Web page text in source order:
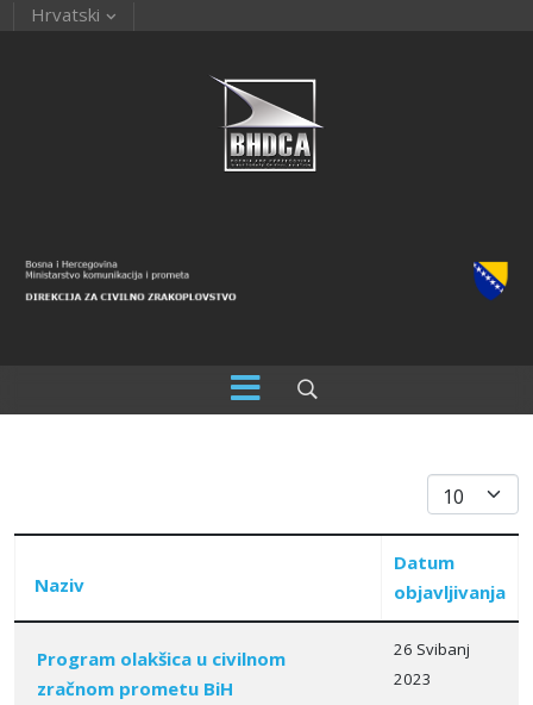
Hrvatski
Prikaz #
Articles
Naziv
Datum
objavljivanja
Program olakšica u civilnom
zračnom prometu BiH
26 Svibanj
2023